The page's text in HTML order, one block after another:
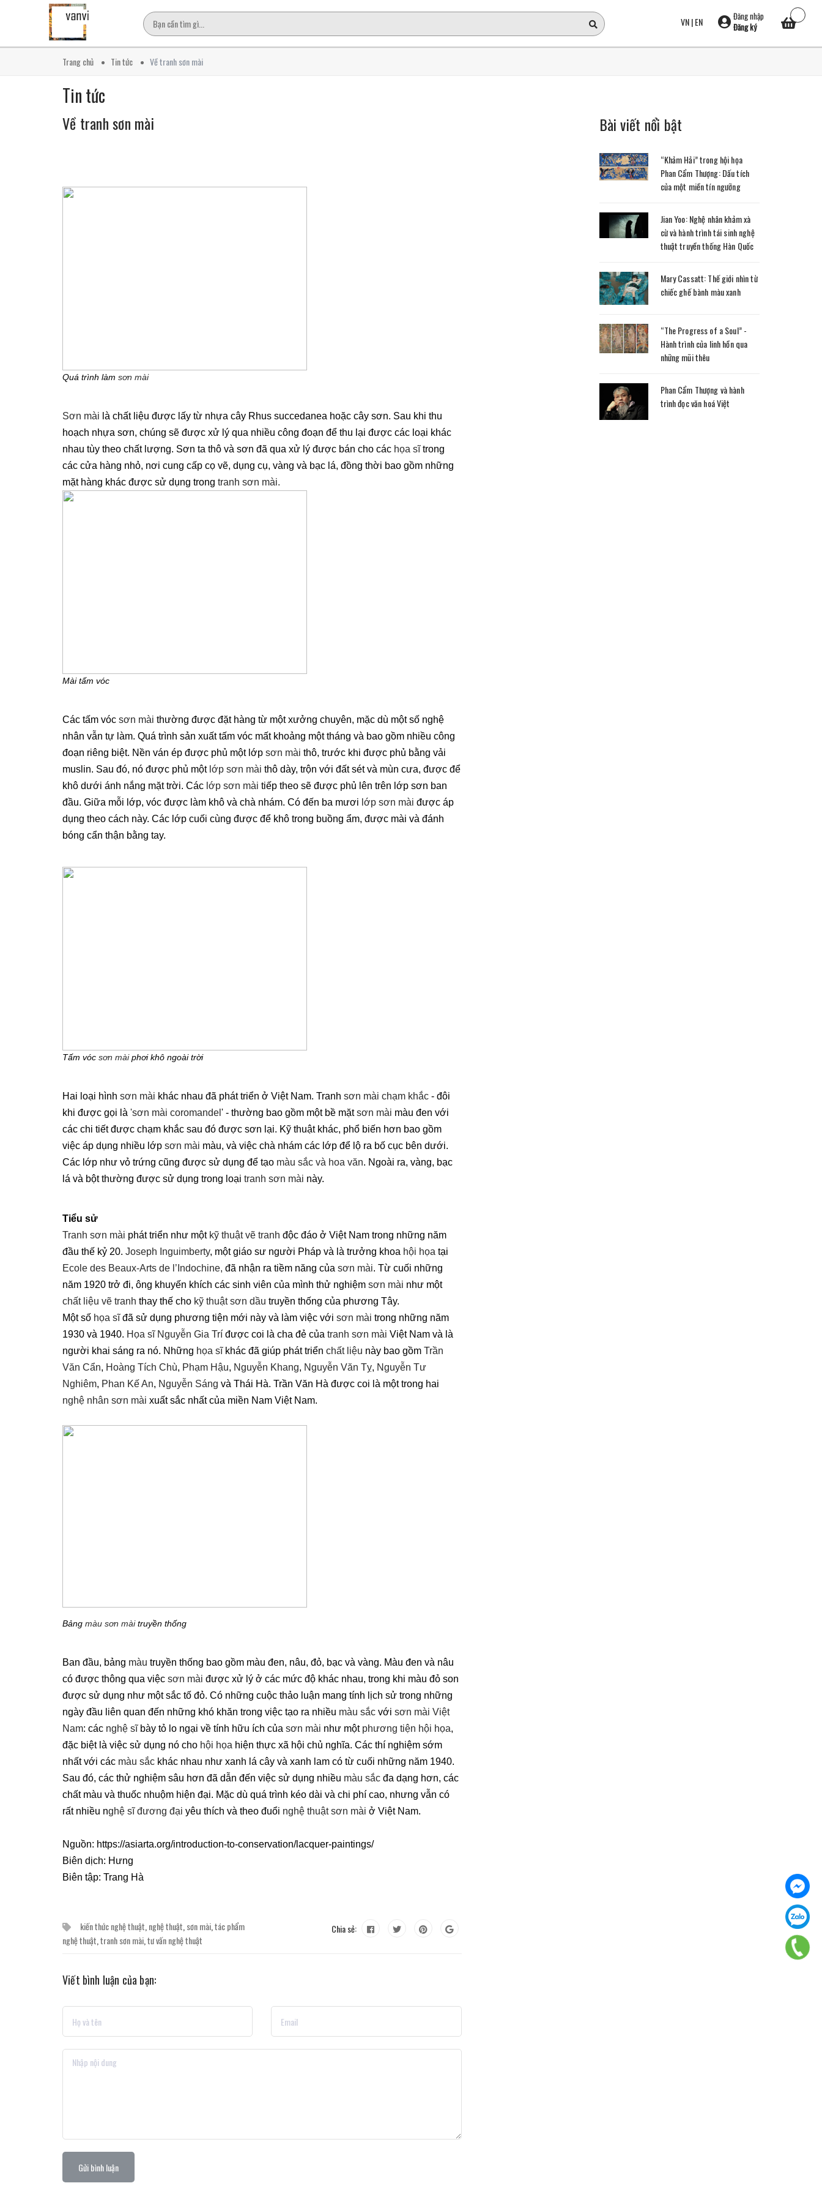
VN|EN
Đăng nhập
Đăng ký
Trang chủ Tin tức Về tranh sơn mài
Tin tức
Về tranh sơn mài
Quá trình làm sơn mài
Sơn mài là chất liệu được lấy từ nhựa cây Rhus succedanea hoặc cây sơn. Sau khi thu
hoạch nhựa sơn, chúng sẽ được xử lý qua nhiều công đoạn để thu lại được các loại khác
nhau tùy theo chất lượng. Sơn ta thô và sơn đã qua xử lý được bán cho các họa sĩtrong
các cửa hàng nhỏ, nơi cung cấp cọ vẽ, dụng cụ, vàng và bạc lá, đồng thời bao gồm những
mặt hàng khác được sử dụng trong tranh sơn mài.
Mài tấm vóc
Các tấm vóc sơn mài thường được đặt hàng từ một xưởng chuyên, mặc dù một số nghệ
nhân vẫn tự làm. Quá trình sản xuất tấm vóc mất khoảng một tháng và bao gồm nhiều công
đoạn riêng biệt. Nền ván ép được phủ một lớp sơn mài thô, trước khi được phủ bằng vải
muslin. Sau đó, nó được phủ một lớp sơn mài thô dày, trộn với đất sét và mùn cưa, được để
khô dưới ánh nắng mặt trời. Các lớp sơn mài tiếp theo sẽ được phủ lên trên lớp sơn ban
đầu. Giữa mỗi lớp, vóc được làm khô và chà nhám. Có đến ba mươi lớp sơn mài được áp
dụng theo cách này. Các lớp cuối cùng được để khô trong buồng ẩm, được mài và đánh
bóng cẩn thận bằng tay.
Tấm vóc sơn màiphơi khô ngoài trời
Hai loại hình sơn mài khác nhau đã phát triển ở Việt Nam. Tranh sơn mài chạm khắc - đôi
khi được gọi là 'sơn mài coromandel ' - thường bao gồm một bề mặtsơn mài màu đen với
các chi tiết được chạm khắc sau đó được sơn lại. Kỹ thuật khác, phổ biến hơn bao gồm
việc áp dụng nhiều lớp sơn mài màu, và việc chà nhám các lớp để lộ ra bố cục bên dưới.
Các lớp như vỏ trứng cũng được sử dụng để tạo màu sắc và hoa văn. Ngoài ra, vàng, bạc
lá và bột thường được sử dụng trong loại tranh sơn mài này.
Tiểu sử
Tranh sơn mài phát triển như mộtkỹ thuật vẽ tranh độc đáo ở Việt Nam trong những năm
đầu thế kỷ 20. Joseph Inguimberty, một giáo sư người Pháp và là trưởng khoa hội họa tại
Ecole des Beaux-Arts de l’Indochine, đã nhận ra tiềm năng của sơn mài. Từ cuối những
năm 1920 trở đi, ông khuyến khích các sinh viên của mình thử nghiệm sơn mài như một
chất liệu vẽ tranh thay thế cho kỹ thuật sơn dầu truyền thống của phương Tây.
Một số họa sĩđã sử dụng phương tiện mới này và làm việc với sơn mài trong những năm
1930 và 1940. Họa sĩ Nguyễn Gia Trí được coi là cha đẻ của tranh sơn mài Việt Nam và là
người khai sáng ra nó. Những họa sĩkhác đã giúp phát triển chất liệu này bao gồm Trần
Văn Cẩn, Hoàng Tích Chù, Phạm Hậu, Nguyễn Khang, Nguyễn Văn Tỵ, Nguyễn Tư
Nghiêm, Phan Kế An, Nguyễn Sáng và Thái Hà. Trần Văn Hà được coi là một trong hai
nghệ nhân sơn mài xuất sắc nhất của miền Nam Việt Nam.
Bảng màu sơn màitruyền thống
Ban đầu, bảng màu truyền thống bao gồm màu đen, nâu, đỏ, bạc và vàng. Màu đen và nâu
có được thông qua việc sơn mài được xử lý ở các mức độ khác nhau, trong khi màu đỏ son
được sử dụng như một sắc tố đỏ. Có những cuộc thảo luận mang tính lịch sử trong những
ngày đầu liên quan đến những khó khăn trong việc tạo ra nhiều màu sắc với sơn mài Việt
Nam: các nghệ sĩbày tỏ lo ngại về tính hữu ích của sơn mài như một phương tiện hội họa,
đặc biệt là việc sử dụng nó cho hội họa hiện thực xã hội chủ nghĩa. Các thí nghiệm sớm
nhất với các màu sắc khác nhau như xanh lá cây và xanh lam có từ cuối những năm 1940.
Sau đó, các thử nghiệm sâu hơn đã dẫn đến việc sử dụng nhiều màu sắc đa dạng hơn, các
chất màu và thuốc nhuộm hiện đại. Mặc dù quá trình kéo dài và chi phí cao, nhưng vẫn có
rất nhiều nghệ sĩ đương đại yêu thích và theo đuổi nghệ thuật sơn mài ở Việt Nam.
Nguồn: https://asiarta.org/introduction-to-conservation/lacquer-paintings/
Biên dịch: Hưng
Biên tập: Trang Hà
kiến thức nghệ thuật nghệ thuật sơn mài tác phẩm
nghệ thuật tranh sơn mài tư vấn nghệ thuật
Chia sẻ:
Viết bình luận của bạn:
Gửi bình luận
Bài viết nổi bật
“Khảm Hải” trong hội họa
Phan Cẩm Thượng: Dấu tích
của một miền tín ngưỡng
Jian Yoo: Nghệ nhân khảm xà
cừ và hành trình tái sinh nghệ
thuật truyền thống Hàn Quốc
Mary Cassatt: Thế giới nhìn từ
chiếc ghế bành màu xanh
“The Progress of a Soul” -
Hành trình của linh hồn qua
những mũi thêu
Phan Cẩm Thượng và hành
trình đọc văn hoá Việt